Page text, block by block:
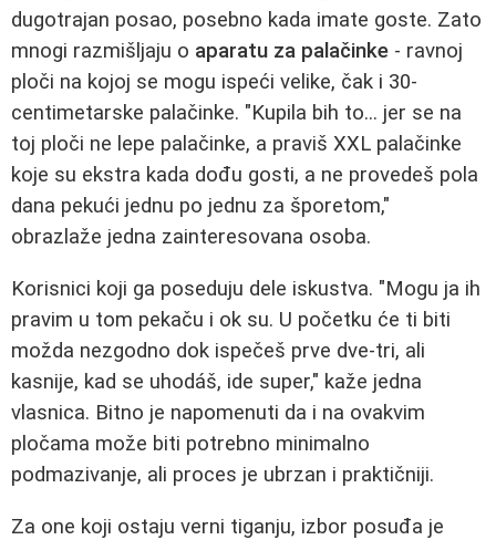
dugotrajan posao, posebno kada imate goste. Zato
mnogi razmišljaju o aparatu za palačinke - ravnoj
ploči na kojoj se mogu ispeći velike, čak i 30-
centimetarske palačinke. "Kupila bih to... jer se na
toj ploči ne lepe palačinke, a praviš XXL palačinke
koje su ekstra kada dođu gosti, a ne provedeš pola
dana pekući jednu po jednu za šporetom,"
obrazlaže jedna zainteresovana osoba.
Korisnici koji ga poseduju dele iskustva. "Mogu ja ih
pravim u tom pekaču i ok su. U početku će ti biti
možda nezgodno dok ispečeš prve dve-tri, ali
kasnije, kad se uhodáš, ide super," kaže jedna
vlasnica. Bitno je napomenuti da i na ovakvim
pločama može biti potrebno minimalno
podmazivanje, ali proces je ubrzan i praktičniji.
Za one koji ostaju verni tiganju, izbor posuđa je